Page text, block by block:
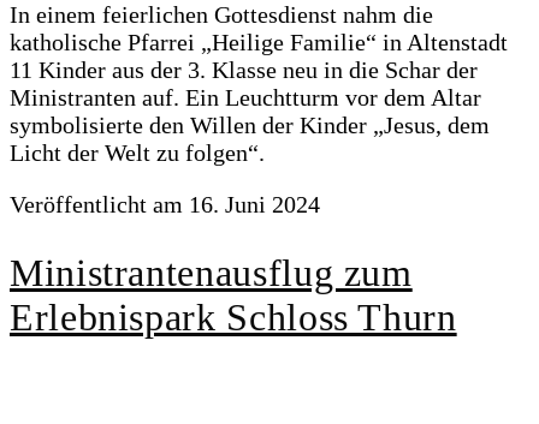
In einem feierlichen Gottesdienst nahm die
katholische Pfarrei „Heilige Familie“ in Altenstadt
11 Kinder aus der 3. Klasse neu in die Schar der
Ministranten auf. Ein Leuchtturm vor dem Altar
symbolisierte den Willen der Kinder „Jesus, dem
Licht der Welt zu folgen“.
Veröffentlicht am 16. Juni 2024
Ministrantenausflug zum
Erlebnispark Schloss Thurn